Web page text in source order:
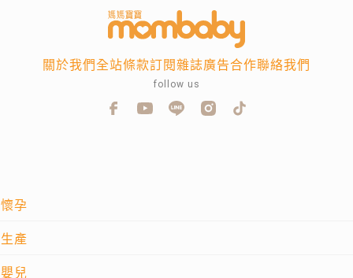
懷孕
生產
嬰兒
關於我們全站條款訂閱雜誌廣告合作聯絡我們
follow us